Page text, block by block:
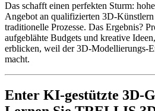
Das schafft einen perfekten Sturm:
Angebot an qualifizierten 3D-
traditionelle Prozesse. Das Ergebnis?
aufgeblähte Budgets und kreative
erblicken, weil der 3D-Modellierungs-
macht.
Enter KI-gestützte 3D-